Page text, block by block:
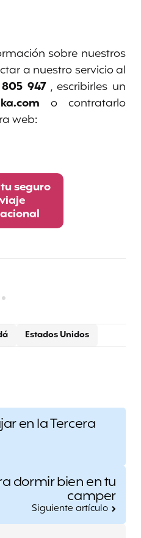
sobre nuestros
a nuestro servicio al
947, escribirles un
o contratarlo
web:
seguro
Estados Unidos
en la Tercera
dormir bien en tu
camper
Siguiente artículo